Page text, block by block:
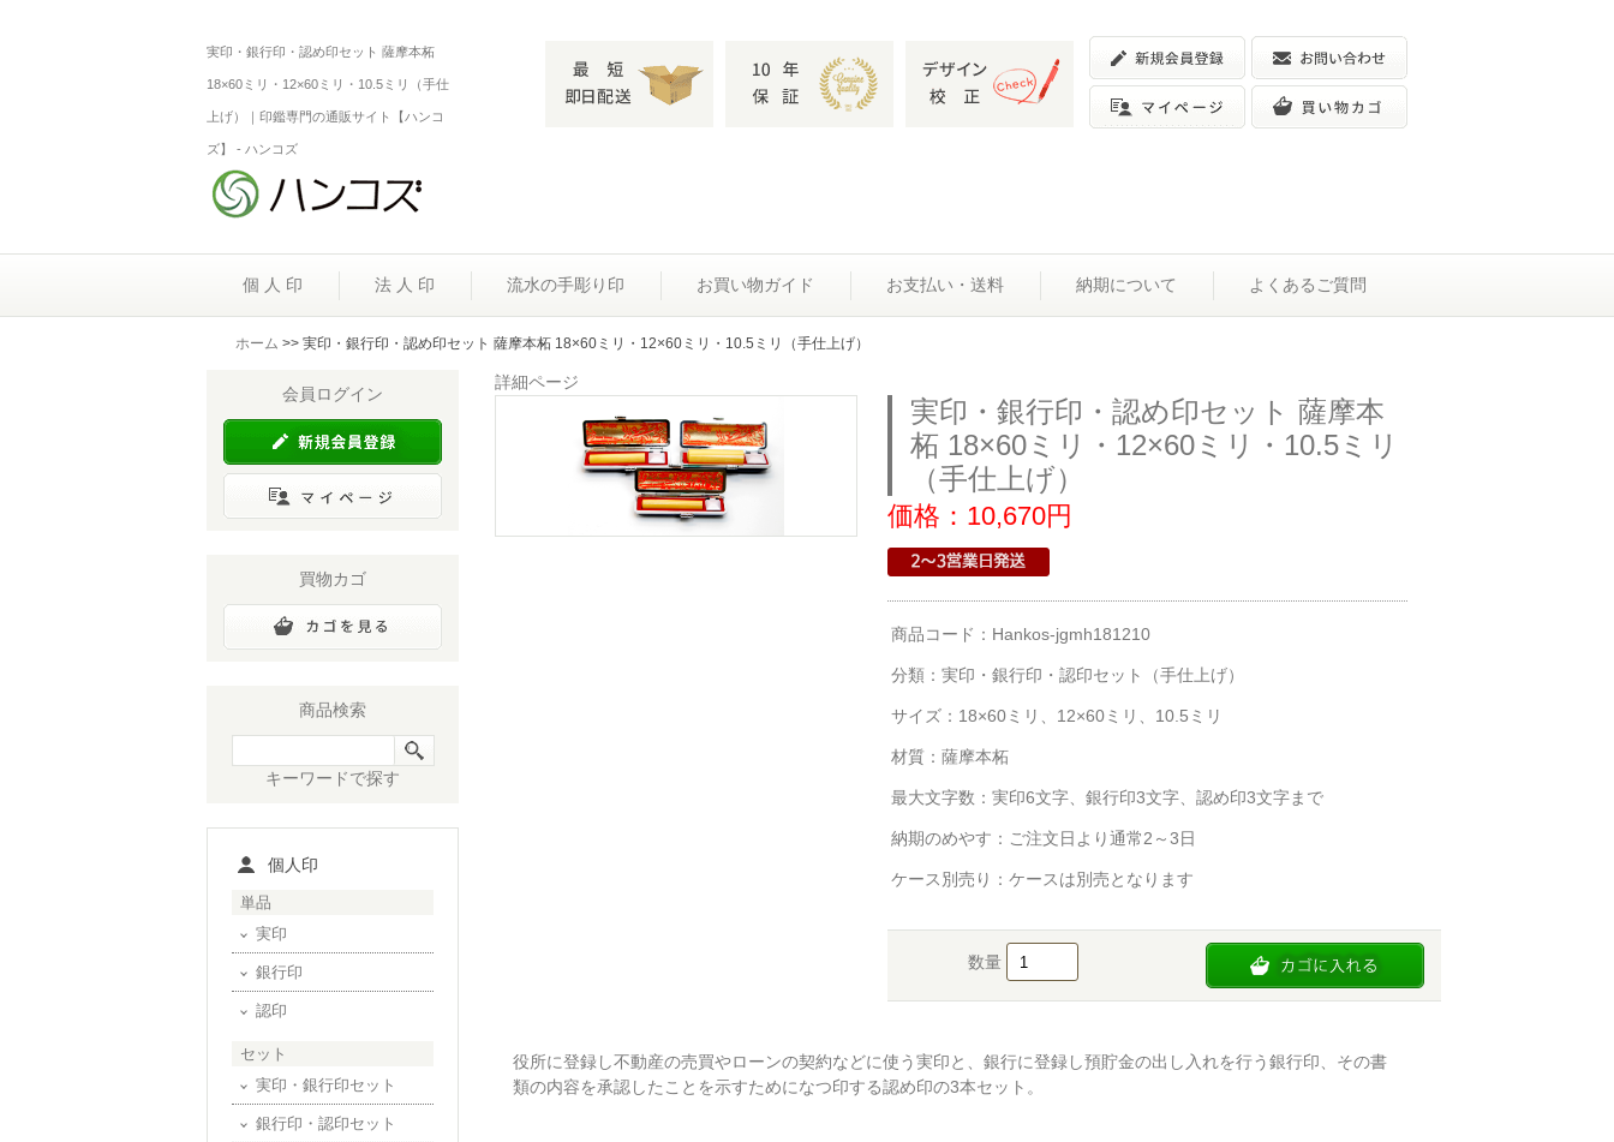
実印・銀行印・認め印セット 薩摩本柘
18×60ミリ・12×60ミリ・10.5ミリ（手仕
上げ）｜印鑑専門の通販サイト【ハンコ
ズ】 - ハンコズ
個 人 印 法 人 印 流水の手彫り印 お買い物ガイド お支払い・送料 納期について よくあるご質問
ホーム >> 実印・銀行印・認め印セット 薩摩本柘 18×60ミリ・12×60ミリ・10.5ミリ（手仕上げ）
詳細ページ
実印・銀行印・認め印セット 薩摩本
柘 18×60ミリ・12×60ミリ・10.5ミリ
（手仕上げ）
価格：10,670円
商品コード：Hankos-jgmh181210
分類： 実印・銀行印・認印セット（手仕上げ）
サイズ：18×60ミリ、12×60ミリ、10.5ミリ
材質：薩摩本柘
最大文字数：実印6文字、銀行印3文字、認め印3文字まで
納期のめやす：ご注文日より通常2～3日
ケース別売り：ケースは別売となります
数量
役所に登録し不動産の売買やローンの契約などに使う実印と、銀行に登録し預貯金の出し入れを行う銀行印、その書
類の内容を承認したことを示すためになつ印する認め印の3本セット。
会員ログイン
買物カゴ
商品検索
キーワードで探す
個人印
単品
実印
銀行印
認印
セット
実印・銀行印セット
銀行印・認印セット